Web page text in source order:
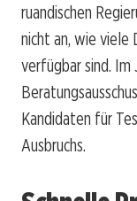
ruandischen
nicht an, wie
verfügbar sind.
Kandidaten für
Ausbruchs.